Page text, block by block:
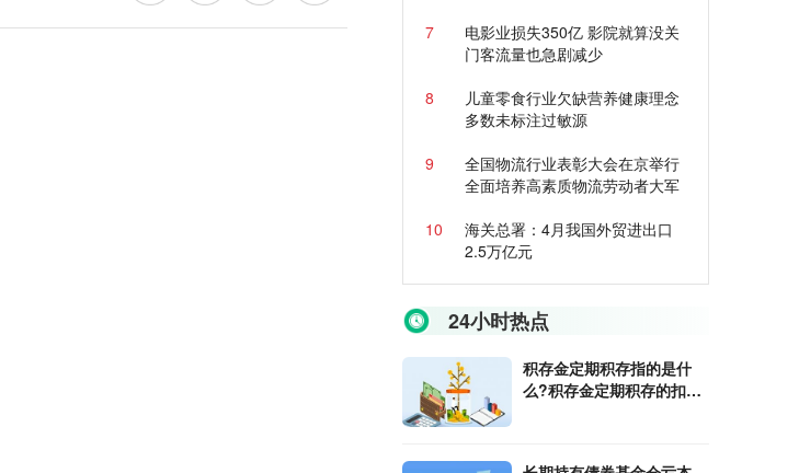
7
电影业损失350亿 影院就算没关
门客流量也急剧减少
8
儿童零食行业欠缺营养健康理念
多数未标注过敏源
9
全国物流行业表彰大会在京举行
全面培养高素质物流劳动者大军
10
海关总署：4月我国外贸进出口
2.5万亿元
24小时热点
积存金定期积存指的是什
么?积存金定期积存的扣款